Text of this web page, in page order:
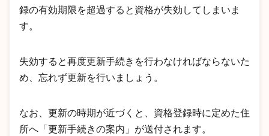
録の有効期限を超過すると資格が失効してしまいま
す。
失効すると再度更新手続きを行わなければならないた
め、忘れず更新を行いましょう。
なお、更新の時期が近づくと、資格登録時に定めた住
所へ「更新手続きの案内」が送付されます。